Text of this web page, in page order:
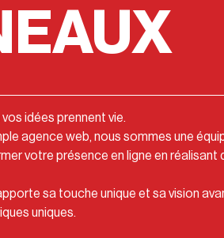
idées prennent vie.
agence web, nous sommes une
votre présence en ligne en réalisant
sa touche unique et sa vision
uniques.